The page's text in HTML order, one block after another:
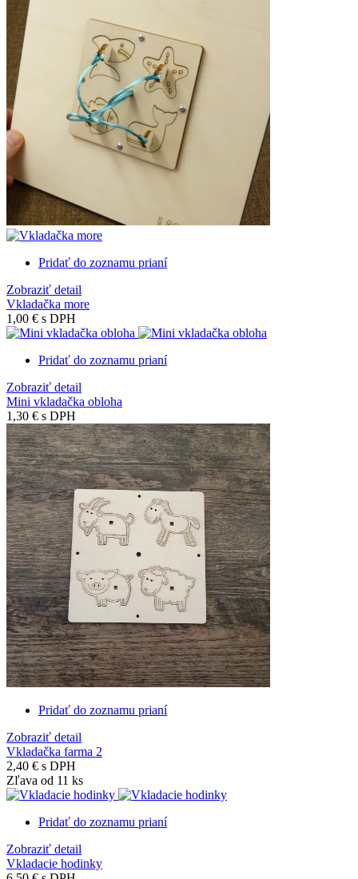
Pridať do zoznamu prianí
Zobraziť detail
Vkladačka more
1,00 € s DPH
Pridať do zoznamu prianí
Zobraziť detail
Mini vkladačka obloha
1,30 € s DPH
Pridať do zoznamu prianí
Zobraziť detail
Vkladačka farma 2
2,40 € s DPH
Zľava od 11 ks
Pridať do zoznamu prianí
Zobraziť detail
Vkladacie hodinky